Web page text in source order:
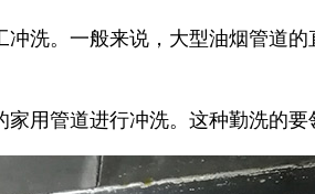
洗。一般来说，大型油烟管道
用管道进行冲洗。这种勤洗的